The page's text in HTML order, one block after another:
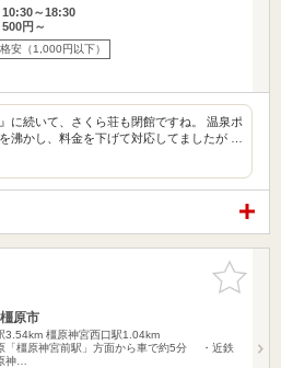
～18:30
円～
格安（1,000円以下）
に続いて、さくら荘も閉館ですね。 温泉ポ
沸かし、料金を下げて対応してましたが …
お気に入
りに追加
原市
3.54km 橿原神宮西口駅1.04km
「橿原神宮前駅」方面から車で約5分 ・近鉄
神…